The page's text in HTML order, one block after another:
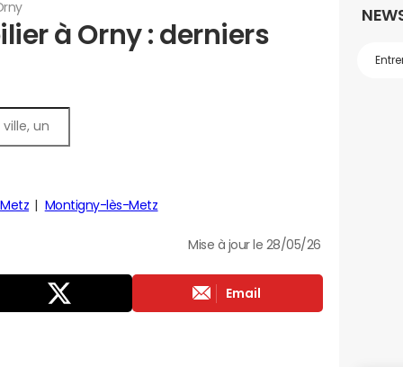
à Orny : derniers
Metz Montigny-lès-Metz
Mise à jour le 28/05/26
Email